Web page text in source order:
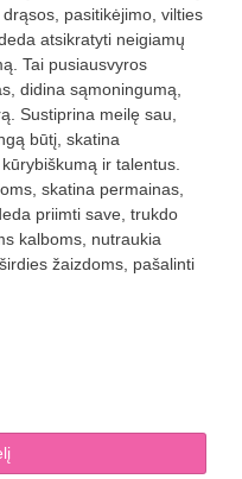
pasitikėjimo, vilties
atsikratyti neigiamų
Tai pusiausvyros
didina sąmoningumą,
Sustiprina meilę sau,
būtį, skatina
ir talentus.
skatina permainas,
priimti save, trukdo
kalboms, nutraukia
žaizdoms, pašalinti